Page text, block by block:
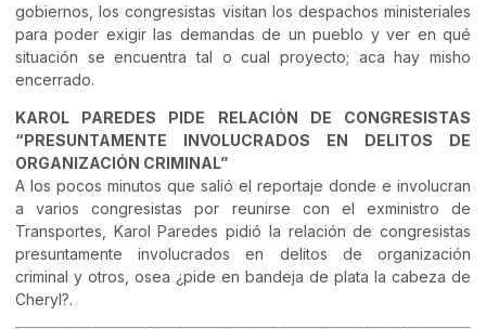
gobiernos, los congresistas visitan los despachos ministeriales
para poder exigir las demandas de un pueblo y ver en qué
situación se encuentra tal o cual proyecto; aca hay misho
encerrado.
KAROL PAREDES PIDE RELACIÓN DE CONGRESISTAS
“PRESUNTAMENTE INVOLUCRADOS EN DELITOS DE
ORGANIZACIÓN CRIMINAL”
A los pocos minutos que salió el reportaje donde e involucran
a varios congresistas por reunirse con el exministro de
Transportes, Karol Paredes pidió la relación de congresistas
presuntamente involucrados en delitos de organización
criminal y otros, osea ¿pide en bandeja de plata la cabeza de
Cheryl?.